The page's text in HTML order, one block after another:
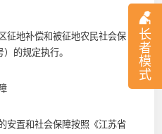
长
者
模
式
征地补偿和被征地农民社会保
的规定执行。
安置和社会保障按照《江苏省